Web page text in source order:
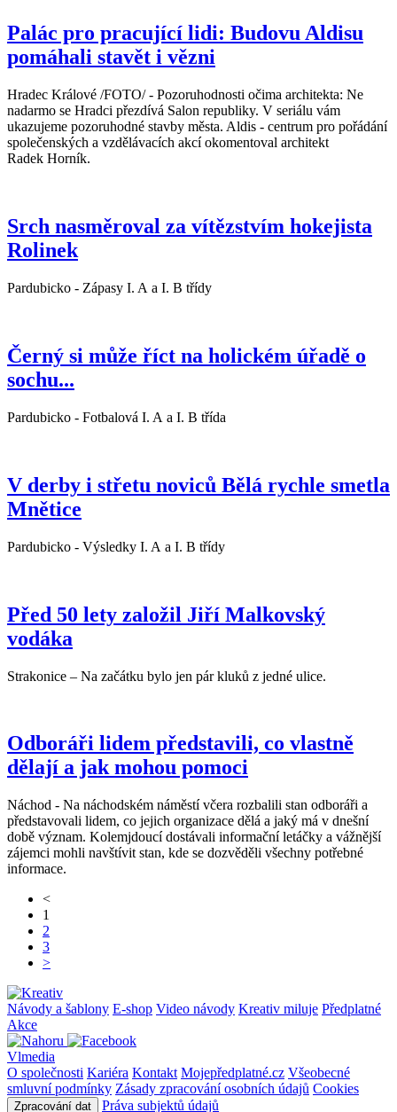
Palác pro pracující lidi: Budovu Aldisu
pomáhali stavět i vězni
Hradec Králové /FOTO/ - Pozoruhodnosti očima architekta: Ne
nadarmo se Hradci přezdívá Salon republiky. V seriálu vám
ukazujeme pozoruhodné stavby města. Aldis - centrum pro pořádání
společenských a vzdělávacích akcí okomentoval architekt
Radek Horník.
Srch nasměroval za vítězstvím hokejista
Rolinek
Pardubicko - Zápasy I. A a I. B třídy
Černý si může říct na holickém úřadě o
sochu...
Pardubicko - Fotbalová I. A a I. B třída
V derby i střetu noviců Bělá rychle smetla
Mnětice
Pardubicko - Výsledky I. A a I. B třídy
Před 50 lety založil Jiří Malkovský
vodáka
Strakonice – Na začátku bylo jen pár kluků z jedné ulice.
Odboráři lidem představili, co vlastně
dělají a jak mohou pomoci
Náchod - Na náchodském náměstí včera rozbalili stan odboráři a
představovali lidem, co jejich organizace dělá a jaký má v dnešní
době význam. Kolemjdoucí dostávali informační letáčky a vážnější
zájemci mohli navštívit stan, kde se dozvěděli všechny potřebné
informace.
<
1
2
3
>
Návody a šablony E-shop Video návody Kreativ miluje Předplatné
Akce
Vlmedia
O společnosti Kariéra Kontakt Mojepředplatné.cz Všeobecné
smluvní podmínky Zásady zpracování osobních údajů Cookies
Zpracování dat Práva subjektů údajů